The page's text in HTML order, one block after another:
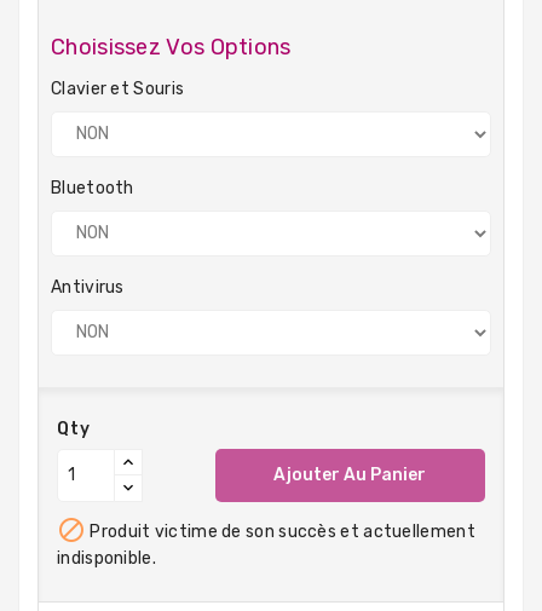
Choisissez Vos Options
Clavier et Souris
Bluetooth
Antivirus
Qty
Ajouter Au Panier
 Produit victime de son succès et actuellement
indisponible.